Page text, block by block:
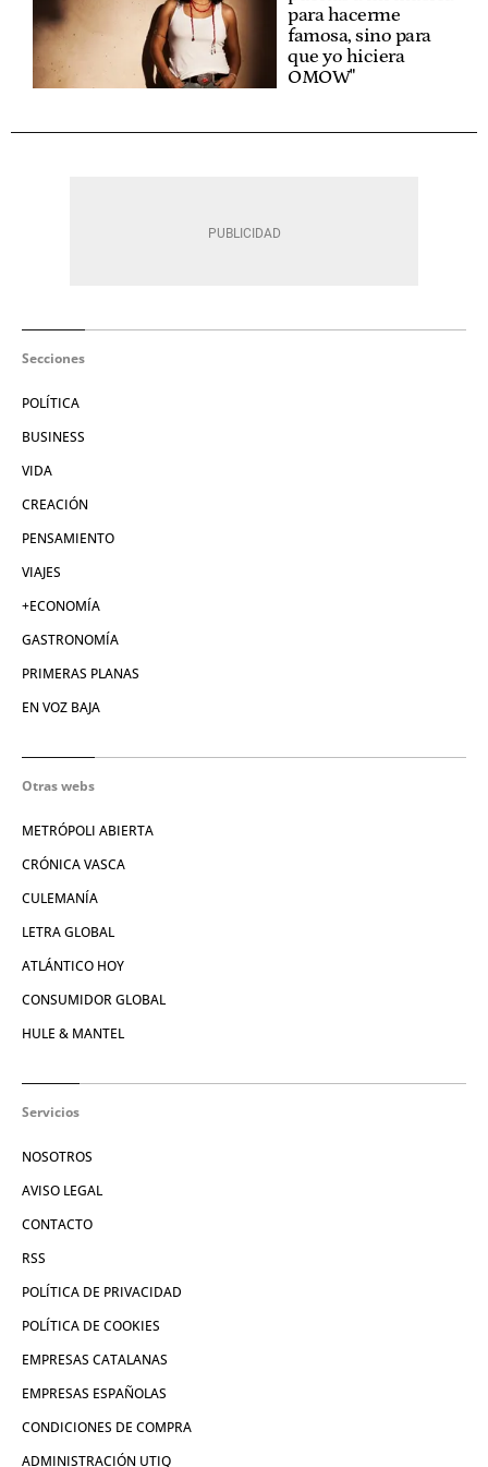
para hacerme
famosa, sino para
que yo hiciera
OMOW"
Secciones
POLÍTICA
BUSINESS
VIDA
CREACIÓN
PENSAMIENTO
VIAJES
+ECONOMÍA
GASTRONOMÍA
PRIMERAS PLANAS
EN VOZ BAJA
Otras webs
METRÓPOLI ABIERTA
CRÓNICA VASCA
CULEMANÍA
LETRA GLOBAL
ATLÁNTICO HOY
CONSUMIDOR GLOBAL
HULE & MANTEL
Servicios
NOSOTROS
AVISO LEGAL
CONTACTO
RSS
POLÍTICA DE PRIVACIDAD
POLÍTICA DE COOKIES
EMPRESAS CATALANAS
EMPRESAS ESPAÑOLAS
CONDICIONES DE COMPRA
ADMINISTRACIÓN UTIQ